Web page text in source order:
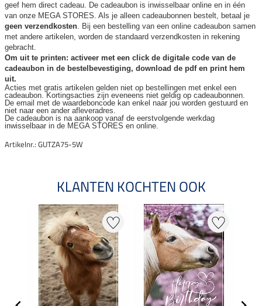
geef hem direct cadeau. De cadeaubon is inwisselbaar online en in één
van onze MEGA STORES. Als je alleen cadeaubonnen bestelt, betaal je
geen verzendkosten. Bij een bestelling van een online cadeaubon samen
met andere artikelen, worden de standaard verzendkosten in rekening
gebracht.
Om uit te printen: activeer met een click de digitale code van de
cadeaubon in de bestelbevestiging, download de pdf en print hem
uit.
Acties met gratis artikelen gelden niet op bestellingen met enkel een
cadeaubon. Kortingsacties zijn eveneens niet geldig op cadeaubonnen.
De email met de waardeboncode kan enkel naar jou worden gestuurd en
niet naar een ander afleveradres.
De cadeaubon is na aankoop vanaf de eerstvolgende werkdag
inwisselbaar in de MEGA STORES en online.
Artikelnr.: GUTZA75-5W
KLANTEN KOCHTEN OOK